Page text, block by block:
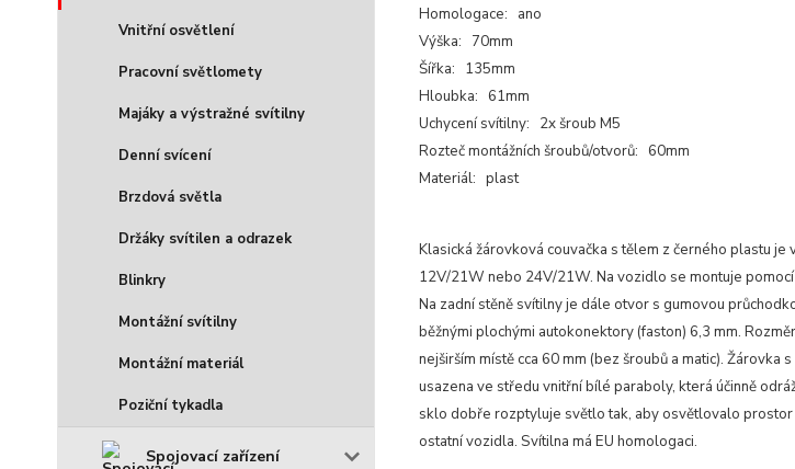
Vnitřní osvětlení
Pracovní světlomety
Majáky a výstražné svítilny
Denní svícení
Brzdová světla
Držáky svítilen a odrazek
Blinkry
Montážní svítilny
Montážní materiál
Poziční tykadla
Spojovací zařízení
Homologace: ano
Výška: 70mm
Šířka: 135mm
Hloubka: 61mm
Uchycení svítilny: 2x šroub M5
Rozteč montážních šroubů/otvorů: 60mm
Materiál: plast
Klasická žárovková couvačka s tělem z černého plastu je
12V/21W nebo 24V/21W. Na vozidlo se montuje
Na zadní stěně svítilny je dále otvor s gumovou
běžnými plochými autokonektory (faston) 6,3 mm.
nejširším místě cca 60 mm (bez šroubů a matic). Žárovka
usazena ve středu vnitřní bílé paraboly, která účinně
sklo dobře rozptyluje světlo tak, aby osvětlovalo
ostatní vozidla. Svítilna má EU homologaci.